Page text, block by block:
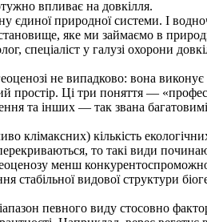
впливає на довкілля.
єдиної природної системи. І
яке ми займаємо в
спеціаліст у галузі охорони
не випадково: вона
простір. Ці три поняття —
та інших — так звана
клімаксних) кількість
то такі види
менш
стабільної видової структури
певного виду стосовно